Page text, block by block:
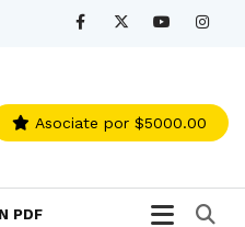
Asociate por $5000.00
PDF